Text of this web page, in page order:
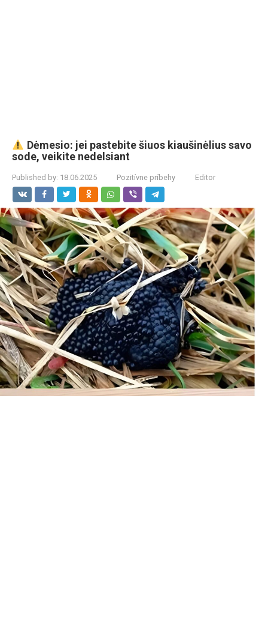
Dėmesio: jei pastebite šiuos kiaušinėlius savo
sode, veikite nedelsiant
Published by: 18.06.2025 Pozitívne príbehy Editor